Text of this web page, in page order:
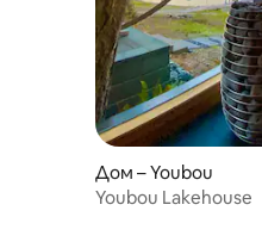
Дом – Youbou
Youbou Lakehouse